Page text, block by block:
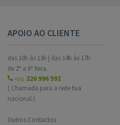
APOIO AO CLIENTE
das 10h às 13h | das 14h às 17h
de 2ª a 6ª feira.
+351 220 996 592
( Chamada para a rede fixa
nacional.)
Outros Contactos